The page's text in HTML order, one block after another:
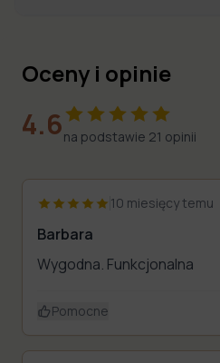
Oceny i opinie
4.6na podstawie 21 opinii
10 miesięcy temu
Barbara
Wygodna. Funkcjonalna
Pomocne